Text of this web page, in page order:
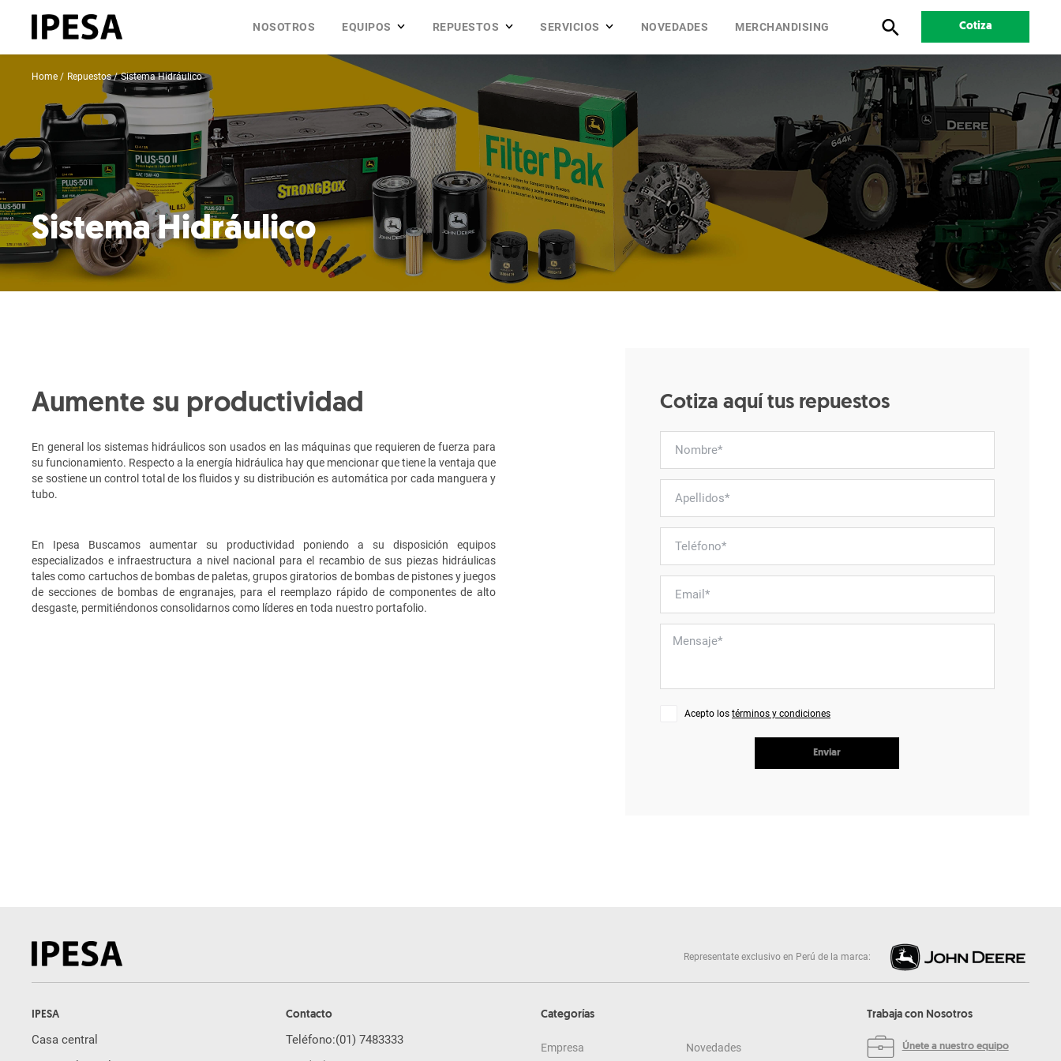
NOSOTROS EQUIPOS REPUESTOS SERVICIOS NOVEDADES MERCHANDISING Cotiza
Home Repuestos Sistema Hidráulico
Sistema Hidráulico
Aumente su productividad
En general los sistemas hidráulicos son usados en las máquinas que requieren de fuerza para
su funcionamiento. Respecto a la energía hidráulica hay que mencionar que tiene la ventaja que
se sostiene un control total de los fluidos y su distribución es automática por cada manguera y
tubo.
En Ipesa Buscamos aumentar su productividad poniendo a su disposición equipos
especializados e infraestructura a nivel nacional para el recambio de sus piezas hidráulicas
tales como cartuchos de bombas de paletas, grupos giratorios de bombas de pistones y juegos
de secciones de bombas de engranajes, para el reemplazo rápido de componentes de alto
desgaste, permitiéndonos consolidarnos como líderes en toda nuestro portafolio.
Cotiza aquí tus repuestos
Acepto los términos y condiciones
Enviar
Representate exclusivo en Perú de la marca:
IPESA
Casa central
Contacto
Teléfono:(01) 7483333
Categorías
Empresa Novedades
Trabaja con Nosotros
Únete a nuestro equipo